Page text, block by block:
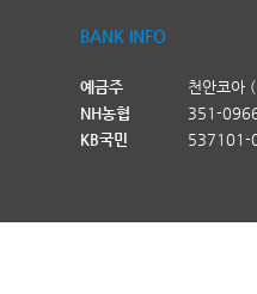
BANK INFO
예금주
천안코아
NH농협
351-
KB국민
537101-